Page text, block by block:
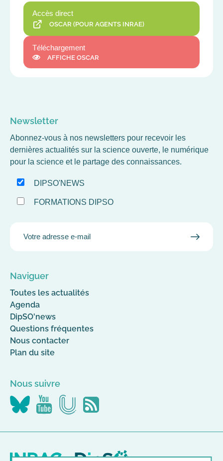
Accès direct
OSCAR (POUR AGENTS INRAE)
Téléchargement
AFFICHE OSCAR
Newsletter
Abonnez-vous à nos newsletters pour recevoir les
dernières actualités sur la science ouverte, le numérique
pour la science et le partage des connaissances.
DIPSO'NEWS
FORMATIONS DIPSO
Naviguer
Toutes les actualités
Agenda
DipSO'news
Questions fréquentes
Nous contacter
Plan du site
Nous suivre
Nous
suivre
Nous
suivre
Nous
suivre
Flus
RSS